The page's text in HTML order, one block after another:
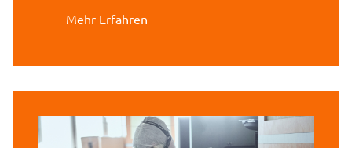
Mehr Erfahren